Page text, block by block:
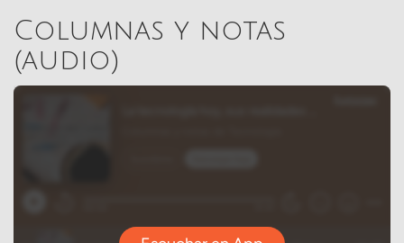
Columnas y notas
(audio)